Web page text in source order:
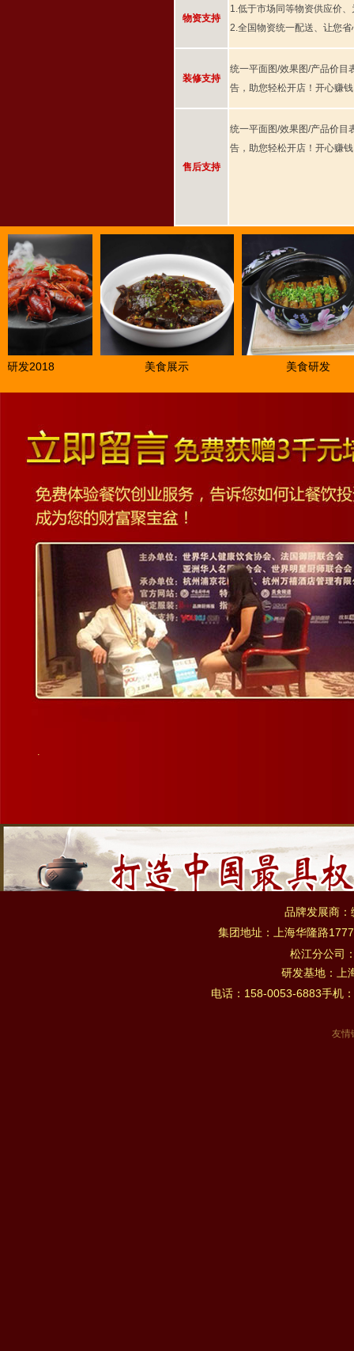
物资支持
1.低于市场同等物资供应价
2.全国物资统一配送、让您
装修支持
统一平面图/效果图/产品价目
告，助您轻松开店！开心赚
售后支持
统一平面图/效果图/产品价目
告，助您轻松开店！开心赚
2018 美食展示 美食研发
.
品牌发展商
集团地址：上海华隆路
松江分公司
研发基地：上海
电话：158-0053-6883手机
友